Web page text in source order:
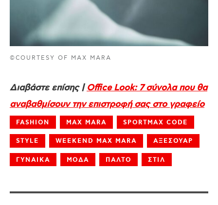
©COURTESY OF MAX MARA
Διαβάστε επίσης | Office Look: 7 σύνολα που θα
αναβαθμίσουν την επιστροφή σας στο γραφείο
FASHION MAX MARA SPORTMAX CODE
STYLE WEEKEND MAX MARA ΑΞΕΣΟΥΑΡ
ΓΥΝΑΙΚΑ ΜΟΔΑ ΠΑΛΤΟ ΣΤΙΛ